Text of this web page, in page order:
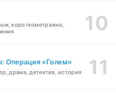
короткометражка,
Операция «Голем»
драма, детектив, история